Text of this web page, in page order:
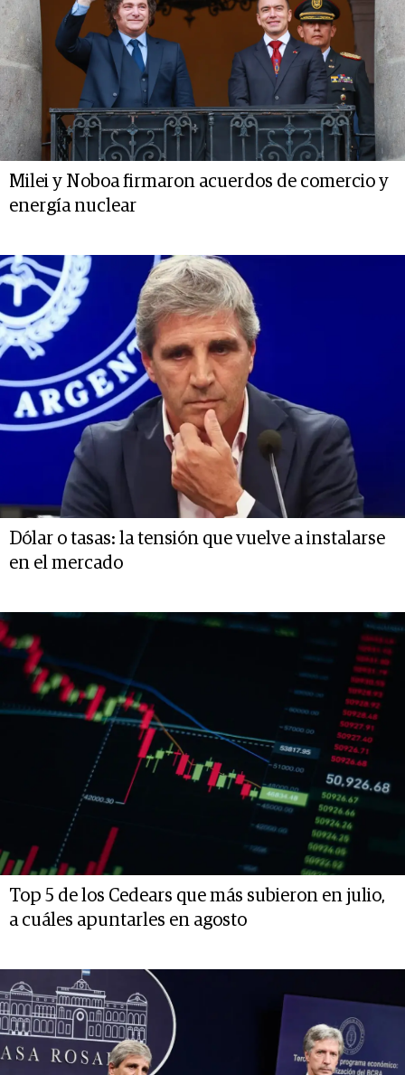
Milei y Noboa firmaron acuerdos de comercio y
energía nuclear
Dólar o tasas: la tensión que vuelve a instalarse
en el mercado
Top 5 de los Cedears que más subieron en julio,
a cuáles apuntarles en agosto